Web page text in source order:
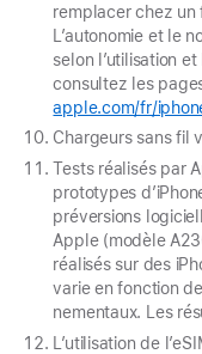
remplacer chez un
L’autonomie et le
selon l’utilisation
consultez les
apple.com/fr/
Chargeurs sans fil
Tests réalisés par
prototypes
préversions
Apple (modèle
réalisés sur des
varie en fonction
nementaux. Les
L’utilisation de